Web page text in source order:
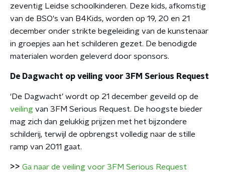
zeventig Leidse schoolkinderen. Deze kids, afkomstig
van de BSO's van B4Kids, worden op 19, 20 en 21
december onder strikte begeleiding van de kunstenaar
in groepjes aan het schilderen gezet. De benodigde
materialen worden geleverd door sponsors.
De Dagwacht op veiling voor 3FM Serious Request
‘De Dagwacht’ wordt op 21 december geveild op de
veiling van 3FM Serious Request. De hoogste bieder
mag zich dan gelukkig prijzen met het bijzondere
schilderij, terwijl de opbrengst volledig naar de stille
ramp van 2011 gaat.
>> Ga naar de veiling voor 3FM Serious Request